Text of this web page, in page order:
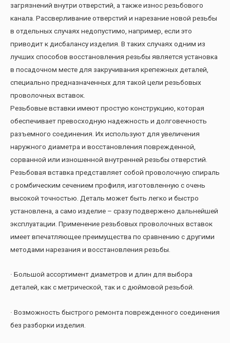
загрязнений внутри отверстий, а также износ резьбового
канала. Рассверливание отверстий и нарезание новой резьбы
в отдельных случаях недопустимо, например, если это
приводит к дисбалансу изделия. В таких случаях одним из
лучших способов восстановления резьбы является установка
в посадочном месте для закручивания крепежных деталей,
специально предназначенных для такой цели резьбовых
проволочных вставок.
Резьбовые вставки имеют простую конструкцию, которая
обеспечивает превосходную надежность и долговечность
разъемного соединения. Их используют для увеличения
наружного диаметра и восстановления поврежденной,
сорванной или изношенной внутренней резьбы отверстий.
Резьбовая вставка представляет собой проволочную спираль
с ромбическим сечением профиля, изготовленную с очень
высокой точностью. Деталь может быть легко и быстро
установлена, а само изделие – сразу подвержено дальнейшей
эксплуатации. Применение резьбовых проволочных вставок
имеет впечатляющее преимущества по сравнению с другими
методами нарезания и восстановления резьбы.
· Большой ассортимент диаметров и длин для выбора
деталей, как с метрической, так и с дюймовой резьбой.
· Возможность быстрого ремонта поврежденного соединения
без разборки изделия.